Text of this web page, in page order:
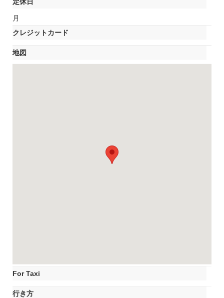
月
クレジットカード
地図
For Taxi
行き方